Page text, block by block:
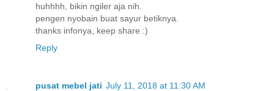
huhhhh, bikin ngiler aja nih.
pengen nyobain buat sayur betiknya.
thanks infonya, keep share :)
Reply
pusat mebel jati July 11, 2018 at 11:30 AM